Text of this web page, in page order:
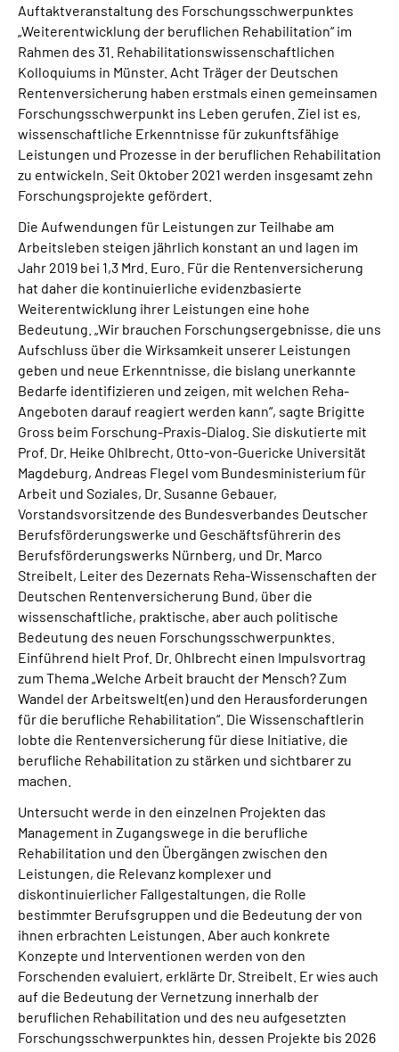
Auftaktveranstaltung des Forschungsschwerpunktes
„Weiterentwicklung der beruflichen Rehabilitation“ im
Rahmen des 31. Rehabilitationswissenschaftlichen
Kolloquiums in Münster. Acht Träger der Deutschen
Rentenversicherung haben erstmals einen gemeinsamen
Forschungsschwerpunkt ins Leben gerufen. Ziel ist es,
wissenschaftliche Erkenntnisse für zukunftsfähige
Leistungen und Prozesse in der beruflichen Rehabilitation
zu entwickeln. Seit Oktober 2021 werden insgesamt zehn
Forschungsprojekte gefördert.
Die Aufwendungen für Leistungen zur Teilhabe am
Arbeitsleben steigen jährlich konstant an und lagen im
Jahr 2019 bei 1,3 Mrd. Euro. Für die Rentenversicherung
hat daher die kontinuierliche evidenzbasierte
Weiterentwicklung ihrer Leistungen eine hohe
Bedeutung. „Wir brauchen Forschungsergebnisse, die uns
Aufschluss über die Wirksamkeit unserer Leistungen
geben und neue Erkenntnisse, die bislang unerkannte
Bedarfe identifizieren und zeigen, mit welchen Reha-
Angeboten darauf reagiert werden kann“, sagte Brigitte
Gross beim Forschung-Praxis-Dialog. Sie diskutierte mit
Prof. Dr. Heike Ohlbrecht, Otto-von-Guericke Universität
Magdeburg, Andreas Flegel vom Bundesministerium für
Arbeit und Soziales, Dr. Susanne Gebauer,
Vorstandsvorsitzende des Bundesverbandes Deutscher
Berufsförderungswerke und Geschäftsführerin des
Berufsförderungswerks Nürnberg, und Dr. Marco
Streibelt, Leiter des Dezernats Reha-Wissenschaften der
Deutschen Rentenversicherung Bund, über die
wissenschaftliche, praktische, aber auch politische
Bedeutung des neuen Forschungsschwerpunktes.
Einführend hielt Prof. Dr. Ohlbrecht einen Impulsvortrag
zum Thema „Welche Arbeit braucht der Mensch? Zum
Wandel der Arbeitswelt(en) und den Herausforderungen
für die berufliche Rehabilitation“. Die Wissenschaftlerin
lobte die Rentenversicherung für diese Initiative, die
berufliche Rehabilitation zu stärken und sichtbarer zu
machen.
Untersucht werde in den einzelnen Projekten das
Management in Zugangswege in die berufliche
Rehabilitation und den Übergängen zwischen den
Leistungen, die Relevanz komplexer und
diskontinuierlicher Fallgestaltungen, die Rolle
bestimmter Berufsgruppen und die Bedeutung der von
ihnen erbrachten Leistungen. Aber auch konkrete
Konzepte und Interventionen werden von den
Forschenden evaluiert, erklärte Dr. Streibelt. Er wies auch
auf die Bedeutung der Vernetzung innerhalb der
beruflichen Rehabilitation und des neu aufgesetzten
Forschungsschwerpunktes hin, dessen Projekte bis 2026